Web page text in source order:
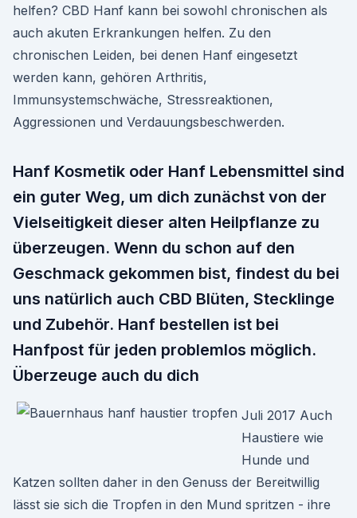
helfen? CBD Hanf kann bei sowohl chronischen als
auch akuten Erkrankungen helfen. Zu den
chronischen Leiden, bei denen Hanf eingesetzt
werden kann, gehören Arthritis,
Immunsystemschwäche, Stressreaktionen,
Aggressionen und Verdauungsbeschwerden.
Hanf Kosmetik oder Hanf Lebensmittel sind
ein guter Weg, um dich zunächst von der
Vielseitigkeit dieser alten Heilpflanze zu
überzeugen. Wenn du schon auf den
Geschmack gekommen bist, findest du bei
uns natürlich auch CBD Blüten, Stecklinge
und Zubehör. Hanf bestellen ist bei
Hanfpost für jeden problemlos möglich.
Überzeuge auch du dich
Juli 2017 Auch
Haustiere wie
Hunde und
Katzen sollten daher in den Genuss der Bereitwillig
lässt sie sich die Tropfen in den Mund spritzen - ihre